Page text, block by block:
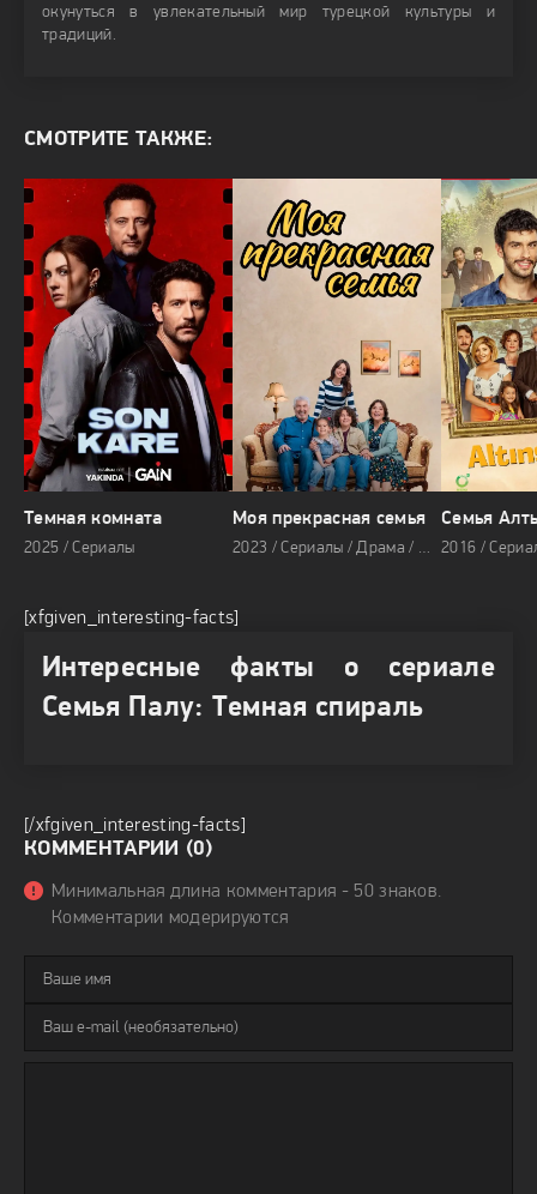
окунуться в увлекательный мир турецкой культуры и
традиций.
СМОТРИТЕ ТАКЖЕ:
Темная комната
2025 / Сериалы
Моя прекрасная семья
2023 / Сериалы / Драма / Мелодрама
Семья
2016 /
[xfgiven_interesting-facts]
Интересные факты о сериале
Семья Палу: Темная спираль
[/xfgiven_interesting-facts]
КОММЕНТАРИИ (0)
Минимальная длина комментария - 50 знаков.
Комментарии модерируются